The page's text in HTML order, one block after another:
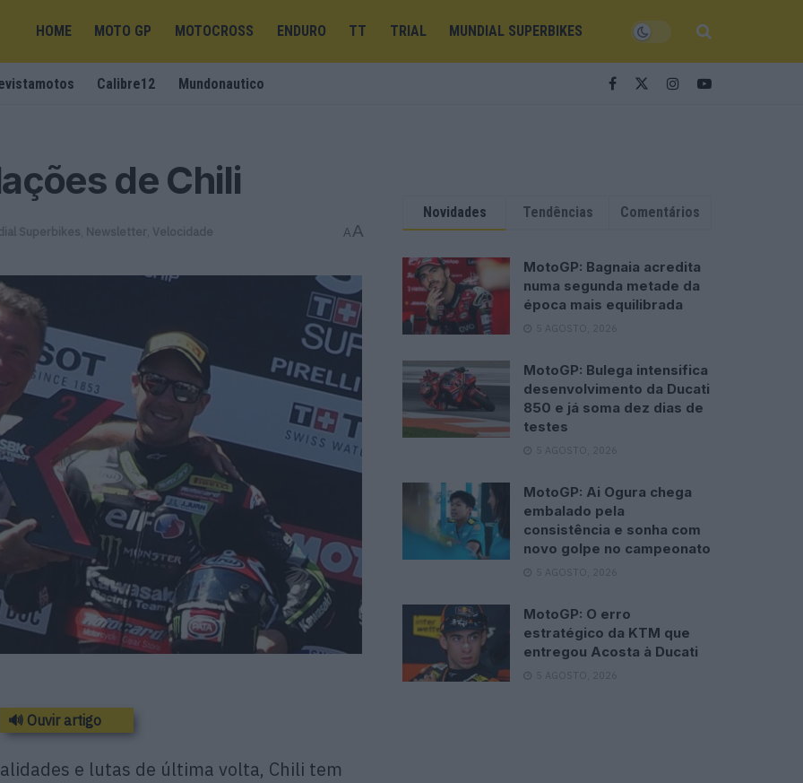
HOME MOTO GP MOTOCROSS ENDURO TT TRIAL MUNDIAL SUPERBIKES
Calibre12 Mundonautico
de Chili
Superbikes Newsletter Velocidade AA
🔊 Ouvir artigo
e lutas de última volta, Chili tem
Novidades Tendências Comentários
MotoGP: Bagnaia acredita
numa segunda metade da
época mais equilibrada
5 AGOSTO, 2026
MotoGP: Bulega intensifica
desenvolvimento da Ducati
850 e já soma dez dias de
testes
5 AGOSTO, 2026
MotoGP: Ai Ogura chega
embalado pela
consistência e sonha com
novo golpe no campeonato
5 AGOSTO, 2026
MotoGP: O erro
estratégico da KTM que
entregou Acosta à Ducati
5 AGOSTO, 2026